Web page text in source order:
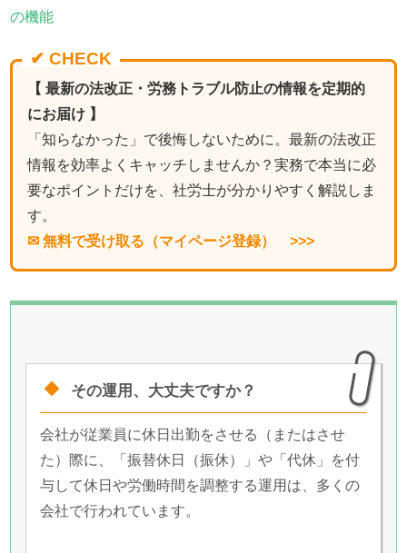
の機能
✔ CHECK
【 最新の法改正・労務トラブル防止の情報を定期的
にお届け 】
「知らなかった」で後悔しないために。最新の法改正
情報を効率よくキャッチしませんか？実務で本当に必
要なポイントだけを、社労士が分かりやすく解説しま
す。
✉ 無料で受け取る（マイページ登録） >>>
その運用、大丈夫ですか？
会社が従業員に休日出勤をさせる（またはさせ
た）際に、「振替休日（振休）」や「代休」を付
与して休日や労働時間を調整する運用は、多くの
会社で行われています。